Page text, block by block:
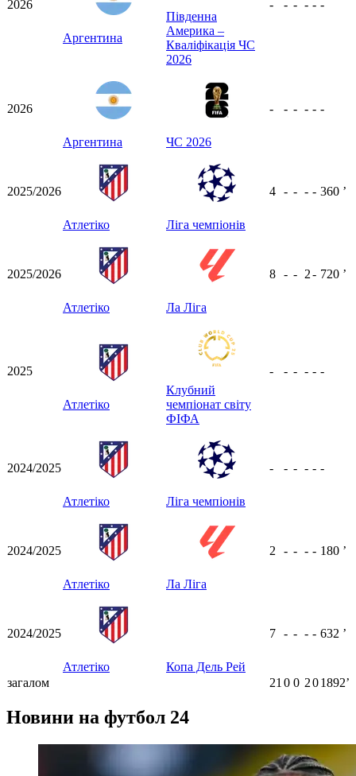
2026
Аргентина
Південна
Америка –
Кваліфікація ЧС
2026
- - - - - -
2026
Аргентина ЧС 2026
- - - - - -
2025/2026
Атлетіко Ліга чемпіонів
4 - - - - 360 ʼ
2025/2026
Атлетіко Ла Ліга
8 - - 2- 720 ʼ
2025
Атлетіко
Клубний
чемпіонат світу
ФІФА
- - - - - -
2024/2025
Атлетіко Ліга чемпіонів
- - - - - -
2024/2025
Атлетіко Ла Ліга
2 - - - - 180 ʼ
2024/2025
Атлетіко Копа Дель Рей
7 - - - - 632 ʼ
загалом 21 0 0 201892ʼ
Новини на футбол 24